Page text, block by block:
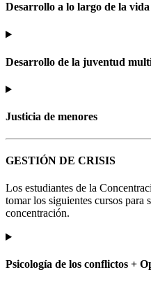
Desarrollo a lo largo de la vida
Desarrollo de la juventud
Justicia de menores
GESTIÓN DE CRISIS
Los estudiantes de la
tomar los siguientes cursos para
concentración.
Psicología de los conflictos +